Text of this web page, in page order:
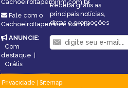
CachoeiroItapemirim.com.br
Fale com o
CachoeiroItapemirim.com.br
ANUNCIE:
Com
destaque |
Grátis
Receba grátis as
principais notícias,
dicas e promoções
Privacidade
Sitemap